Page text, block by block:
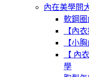
內在美學問
軟鋼圈
【內
【小
【 內
學